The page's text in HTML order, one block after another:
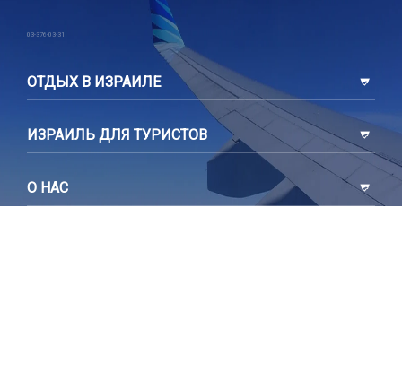
03-376-03-31
ОТДЫХ В ИЗРАИЛЕ
ИЗРАИЛЬ ДЛЯ ТУРИСТОВ
О НАС